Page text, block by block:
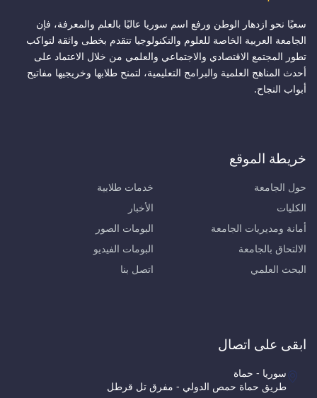
سعيًا نحو ازدهار الوطن ورفع اسم سوريا عاليًا بالعلم والمعرفة، فإن
الجامعة العربية الخاصة للعلوم والتكنولوجيا تتقدم بخطى واثقة لتواكب
تطور المجتمع الاقتصادي والاجتماعي والعلمي من خلال الاعتماد على
أحدث المناهج العلمية والبرامج التعليمية، لتمنح طلابها وخريجيها مفاتيح
أبواب النجاح.
خريطة الموقع
حول الجامعة
الكليات
أمانة ومديريات الجامعة
الالتحاق بالجامعة
البحث العلمي
خدمات طلابية
الأخبار
البومات الصور
البومات الفيديو
اتصل بنا
ابقى على اتصال
سوريا - حماة
طريق حماة حمص الدولي - مفرق تل قرطل